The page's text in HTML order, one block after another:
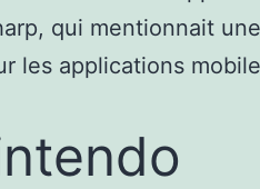
qui mentionnait une
les applications